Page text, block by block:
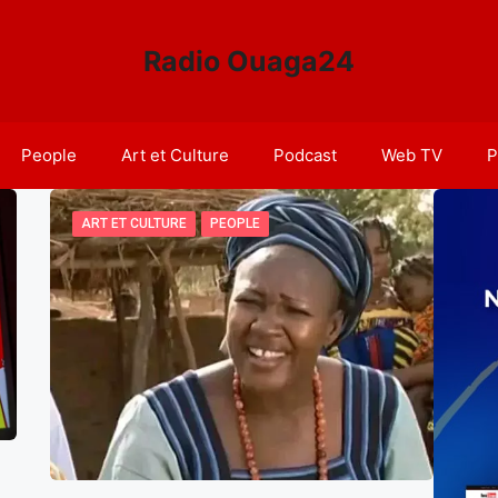
Radio Ouaga24
People Art et Culture Podcast Web TV
ART ET CULTURE PEOPLE